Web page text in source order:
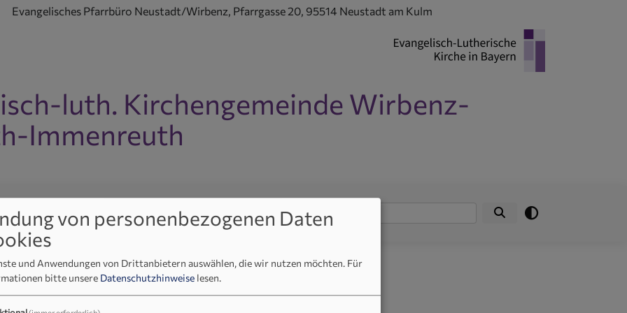
Evangelisches Pfarrbüro Neustadt/Wirbenz, Pfarrgasse 20, 95514 Neustadt am Kulm
luth. Kirchengemeinde Wirbenz-
Immenreuth
Leben
von personenbezogenen Daten
und Anwendungen von Drittanbietern auswählen, die wir nutzen möchten. Für
bitte unsere Datenschutzhinweise lesen.